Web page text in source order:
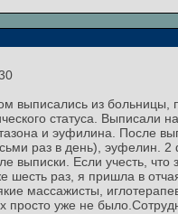
выписались из больницы,
статуса. Выписали
и эуфилина. После
раз в день), эуфелин.
выписки. Если учесть, что
шесть раз, я пришла в
массажисты,
просто уже не